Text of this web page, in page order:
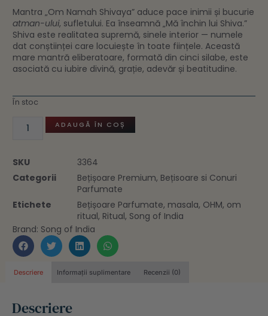
Mantra „Om Namah Shivaya” aduce pace inimii și bucurie
atman-ului, sufletului. Ea înseamnă „Mă închin lui Shiva.”
Shiva este realitatea supremă, sinele interior — numele
dat conștiinței care locuiește în toate ființele. Această
mare mantră eliberatoare, formată din cinci silabe, este
asociată cu iubire divină, grație, adevăr și beatitudine.
În stoc
ADAUGĂ ÎN COȘ
SKU
3364
Categorii
Bețișoare Premium, Bețisoare si Conuri
Parfumate
Etichete
Bețișoare Parfumate, masala, OHM, om
ritual, Ritual, Song of India
Brand: Song of India
Descriere Informații suplimentare Recenzii (0)
Descriere